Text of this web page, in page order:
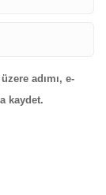
adımı, e-
kaydet.